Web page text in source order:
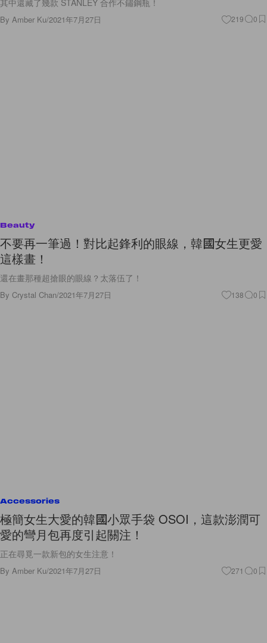
By Amber Ku/2021年7月27日 219 0
Beauty
不要再一筆過！對比起鋒利的眼線，韓國女生更愛
這樣畫！
還在畫那種超搶眼的眼線？太落伍了！
By Crystal Chan/2021年7月27日 138 0
Accessories
極簡女生大愛的韓國小眾手袋 OSOI，這款澎潤可
愛的彎月包再度引起關注！
正在尋覓一款新包的女生注意！
By Amber Ku/2021年7月27日 271 0